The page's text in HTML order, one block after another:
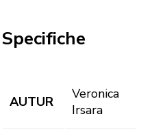
Specifiche
AUTUR
Veronica
Irsara